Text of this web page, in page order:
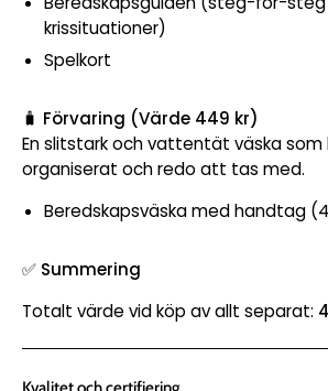
krissituationer)
Spelkort
🧳 Förvaring (Värde 449 kr)
En slitstark och vattentät väska som
organiserat och redo att tas med.
Beredskapsväska med handtag
✅ Summering
Totalt värde vid köp av allt separat: